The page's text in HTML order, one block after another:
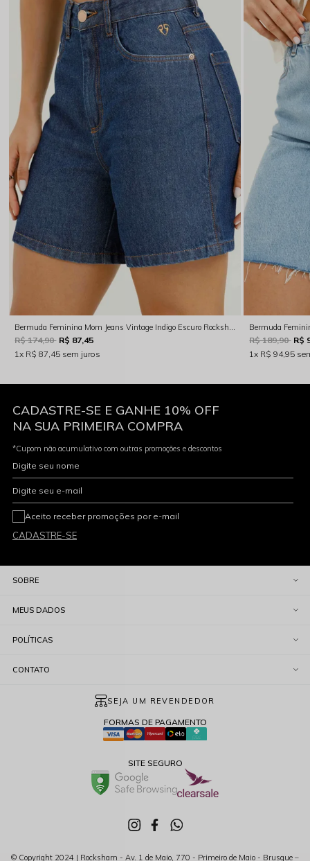
R$ 174,90 R$ 87,45
1x R$ 87,45 sem juros
R$ 189,90 R$
1x R$ 94,95
CADASTRE-SE E GANHE 10% OFF
NA SUA PRIMEIRA COMPRA
*Cupom não acumulativo com outras promoções e descontos
Digite seu nome
Digite seu e-mail
CADASTRE-SE
Aceito receber promoções por e-mail
SOBRE
MEUS DADOS
POLÍTICAS
CONTATO
FORMAS DE PAGAMENTO
SITE SEGURO
SEJA UM REVENDEDOR
© Copyright 2024 | Rocksham - Av. 1 de Maio, 770 - Primeiro de Maio - Brusque –